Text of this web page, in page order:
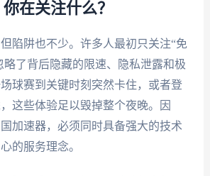
在关注什么？
陷阱也不少。许多人最初只关注“免
略了背后隐藏的限速、隐私泄露和极
球赛到关键时刻突然卡住，或者登
这些体验足以毁掉整个夜晚。因
加速器，必须同时具备强大的技术
的服务理念。